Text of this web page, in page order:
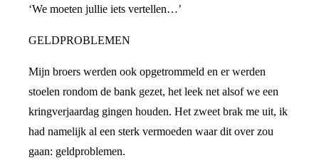
‘We moeten jullie iets vertellen…’
GELDPROBLEMEN
Mijn broers werden ook opgetrommeld en er werden
stoelen rondom de bank gezet, het leek net alsof we een
kringverjaardag gingen houden. Het zweet brak me uit, ik
had namelijk al een sterk vermoeden waar dit over zou
gaan: geldproblemen.